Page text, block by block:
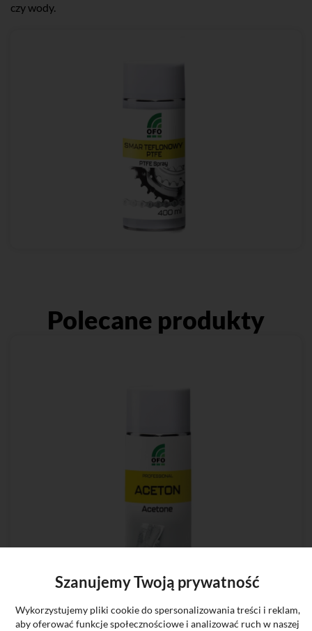
czy wody.
Polecane produkty
Szanujemy Twoją prywatność
Wykorzystujemy pliki cookie do spersonalizowania treści i reklam,
aby oferować funkcje społecznościowe i analizować ruch w naszej